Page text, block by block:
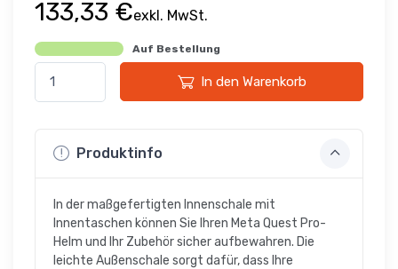
133,33 €exkl. MwSt.
Auf Bestellung
In den Warenkorb
Produktinfo
In der maßgefertigten Innenschale mit
Innentaschen können Sie Ihren Meta Quest Pro-
Helm und Ihr Zubehör sicher aufbewahren. Die
leichte Außenschale sorgt dafür, dass Ihre